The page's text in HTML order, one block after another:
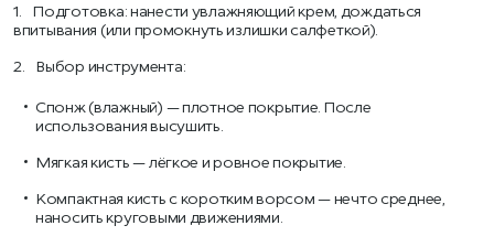
1. Подготовка: нанести увлажняющий крем, дождаться
впитывания (или промокнуть излишки салфеткой).
2. Выбор инструмента:
Спонж (влажный) — плотное покрытие. После
использования высушить.
Мягкая кисть — лёгкое и ровное покрытие.
Компактная кисть с коротким ворсом — нечто среднее,
наносить круговыми движениями.